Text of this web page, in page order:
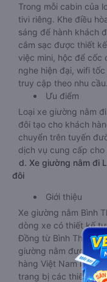
Trong mỗi cabin của
tivi riêng. Khe điều
sáng để hành khách
cắm sạc được thiết
việc mini, hộc để cốc
nghe hiện đại, wifi
truy cập theo nhu cầu.
Ưu điểm
Loại xe giường nằm
đôi tạo cho khách
chuyển trên tuyến
dịch vụ cung cấp
d. Xe giường nằm đi
đôi
Giới thiệu
Xe giường nằm Bình
dòng xe có thiết kế
Đồng từ Bình Thuận
giường nằm được
hàng Việt Nam lẫn
trang bị các thiết bị